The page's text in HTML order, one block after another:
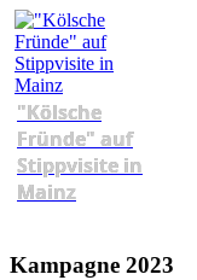
"Kölsche
Fründe" auf
Stippvisite in
Mainz
Kampagne 2023